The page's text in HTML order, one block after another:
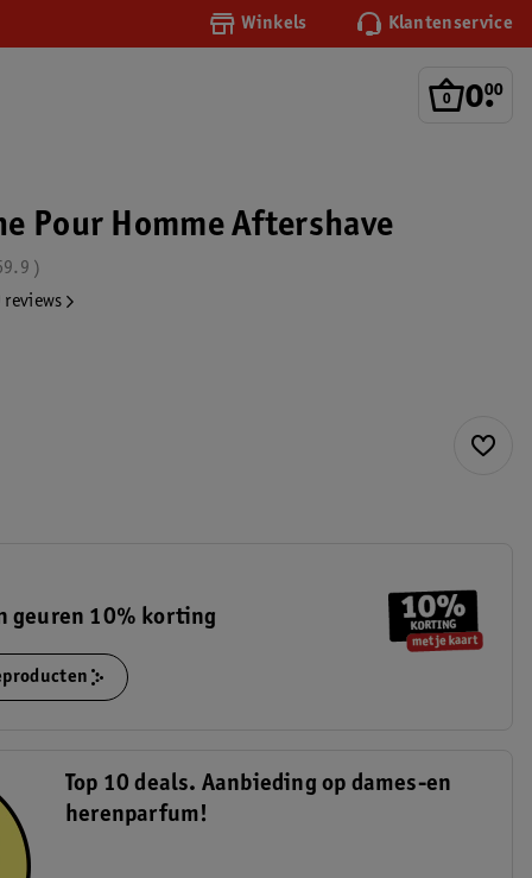
Winkels Klantenservice
0.
00
Pour Homme Aftershave
reviews
geuren 10% korting
Top 10 deals. Aanbieding op dames-en
herenparfum!